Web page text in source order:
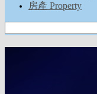
房產 Property